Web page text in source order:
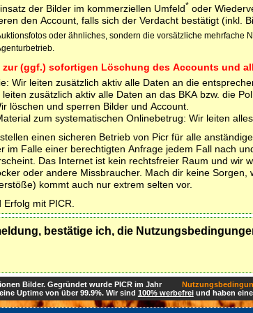
der Bilder im kommerziellen Umfeld* oder
den Account, falls sich der Verdacht bestätigt (inkl.
oder ähnliches, sondern die vorsätzliche mehrfache
zur (ggf.) sofortigen Löschung des Accounts und
Wir leiten zusätzlich aktiv alle Daten an die
zusätzlich aktiv alle Daten an das BKA bzw. die
löschen und sperren Bilder und Account.
zum systematischen Onlinebetrug: Wir leiten
einen sicheren Betrieb von Picr für alle
im Falle einer berechtigten Anfrage jedem Fall nach
Das Internet ist kein rechtsfreier Raum und wir
oder andere Missbraucher. Mach dir keine
kommt auch nur extrem selten vor.
mit PICR.
bestätige ich, die
Bilder. Gegründet wurde PICR im Jahr
Uptime von über 99.9%. Wir sind 100% werbefreiund haben